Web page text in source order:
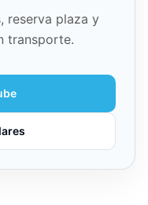
reserva plaza y
transporte.